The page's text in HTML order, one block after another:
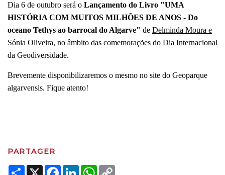
Dia 6 de outubro será o Lançamento do Livro "UMA
HISTÓRIA COM MUITOS MILHÕES DE ANOS - Do
oceano Tethys ao barrocal do Algarve" de Delminda Moura e
Sónia Oliveira, no âmbito das comemorações do Dia Internacional
da Geodiversidade.
Brevemente disponibilizaremos o mesmo no site do Geoparque
algarvensis. Fique atento!
PARTAGER
Share
X Facebook
LinkedInWhatsApp